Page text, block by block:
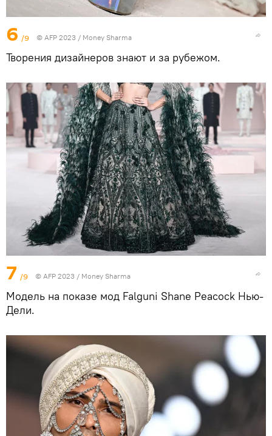
6 /9 © AFP 2023 / Money Sharma
Творения дизайнеров знают и за рубежом.
7 /9 © AFP 2023 / Money Sharma
Модель на показе мод Falguni Shane Peacock Нью-
Дели.